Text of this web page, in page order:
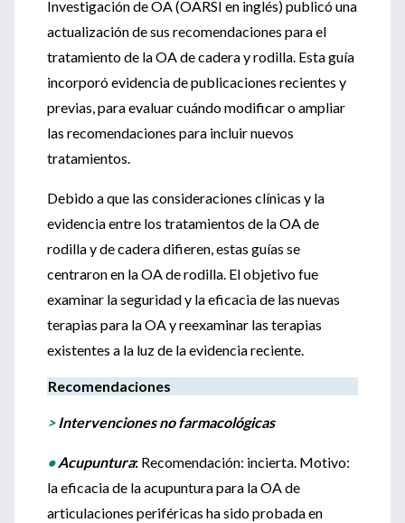
Investigación de OA (OARSI en inglés) publicó una
actualización de sus recomendaciones para el
tratamiento de la OA de cadera y rodilla. Esta guía
incorporó evidencia de publicaciones recientes y
previas, para evaluar cuándo modificar o ampliar
las recomendaciones para incluir nuevos
tratamientos.
Debido a que las consideraciones clínicas y la
evidencia entre los tratamientos de la OA de
rodilla y de cadera difieren, estas guías se
centraron en la OA de rodilla. El objetivo fue
examinar la seguridad y la eficacia de las nuevas
terapias para la OA y reexaminar las terapias
existentes a la luz de la evidencia reciente.
Recomendaciones
>Intervenciones no farmacológicas
•Acupuntura: Recomendación: incierta. Motivo:
la eficacia de la acupuntura para la OA de
articulaciones periféricas ha sido probada en